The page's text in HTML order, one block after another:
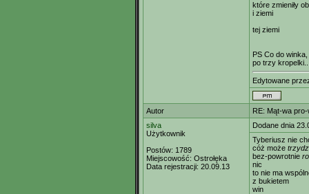
które zmieniły
i ziemi
tej ziemi
PS Co do
po trzy
Edytowane
Autor
RE: Mąt-wa
silva
Użytkownik
Postów: 1789
Miejscowość: Ostrołęka
Data rejestracji: 20.09.13
Dodane dnia
Tyberiusz nie
cóż może
bez-powrotnie
nic
to nie ma
z bukietem
win